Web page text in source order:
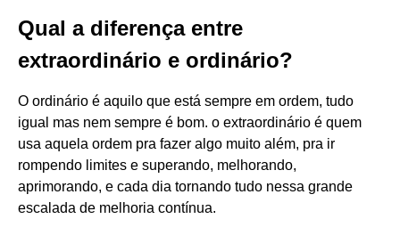
Qual a diferença entre
extraordinário e ordinário?
O ordinário é aquilo que está sempre em ordem, tudo
igual mas nem sempre é bom. o extraordinário é quem
usa aquela ordem pra fazer algo muito além, pra ir
rompendo limites e superando, melhorando,
aprimorando, e cada dia tornando tudo nessa grande
escalada de melhoria contínua.